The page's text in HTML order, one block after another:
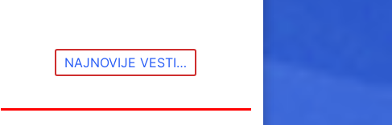
NAJNOVIJE VESTI…